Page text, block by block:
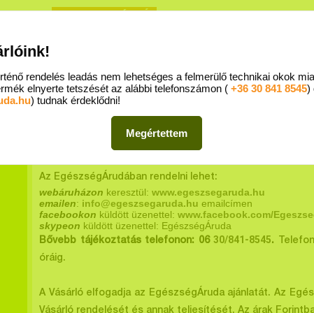
II. 5. emelet - 1024 Budapest, Lövőház u. 1-5. I MediAd Kft. I Telefon:
MENETE SZÁLLÍTÁS FELTÉTELEI GYIK KAPCSOLAT
MEGRENDELÉS FOLYAMATA
RENDELÉSI MÓDOK
Az EgészségÁrudában rendelni lehet:
webáruházon keresztül: www.egeszsegaruda.hu
emailen: info@egeszsegaruda.hu emailcímen
facebookon küldött üzenettel: www.facebook.com/
skypeon küldött üzenettel: EgészségÁruda
Bővebb tájékoztatás telefonon: 06 30/841-8545.
óráig.
A Vásárló elfogadja az EgészségÁruda ajánlatát. Az
Vásárló rendelését és annak teljesítését. Az árak
rendelés leadás nem lehetséges a felmerülő technikai okok
elnyerte tetszését az alábbi telefonszámon ( +36 30 841 8545)
) tudnak érdeklődni!
Megértettem